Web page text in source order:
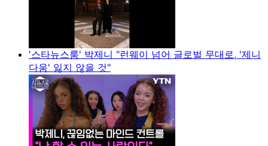
'스타뉴스룸' 박제니 "런웨이 넘어 글로벌 무대로, '제니
다움' 잃지 않을 것"